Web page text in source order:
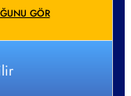
GÖR